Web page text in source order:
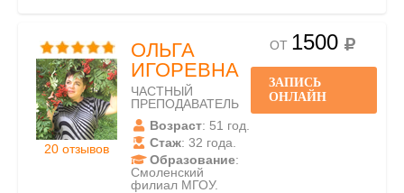
20 отзывов
ОЛЬГА
ИГОРЕВНА
ЧАСТНЫЙ
ПРЕПОДАВАТЕЛЬ
Возраст: 51 год.
Стаж: 32 года.
Образование:
Смоленский
филиал МГОУ.
ОТ 1500
ЗАПИСЬ
ОНЛАЙН